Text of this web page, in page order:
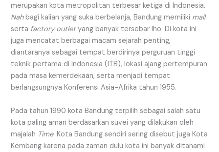
merupakan kota metropolitan terbesar ketiga di Indonesia.
Nahbagi kalian yang suka berbelanja, Bandung memiliki mall
serta factory outletyang banyak tersebar lho. Di kota ini
juga mencatat berbagai macam sejarah penting,
diantaranya sebagai tempat berdirinya perguruan tinggi
teknik pertama di Indonesia (ITB), lokasi ajang pertempuran
pada masa kemerdekaan, serta menjadi tempat
berlangsungnya Konferensi Asia-Afrika tahun 1955.
Pada tahun 1990 kota Bandung terpilih sebagai salah satu
kota paling aman berdasarkan suvei yang dilakukan oleh
majalah Time. Kota Bandung sendiri sering disebut juga Kota
Kembang karena pada zaman dulu kota ini banyak ditanami